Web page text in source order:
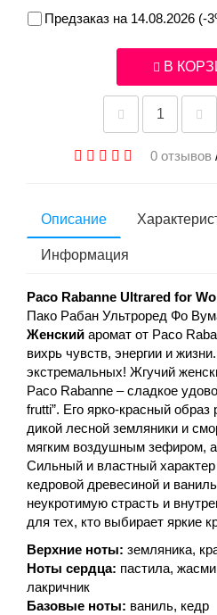
Предзаказ на 14.08.2026 (-
В
0 отзывов
Описание
Информация
Paco Rabanne Ultrared for
Пако Рабан Ультроред Фо
Женский аромат от Paco
вихрь чувств, энергии и
экстремальных! Жгучий
Paco Rabanne – сладкое
frutti”. Его ярко-красный
дикой лесной земляники и
мягким воздушным зефиром,
Сильный и властный
кедровой древесиной и
неукротимую страсть и
для тех, кто выбирает яркие
Верхние ноты: земляника,
Ноты сердца: пастила,
лакричник
Базовые ноты: ваниль, кедр